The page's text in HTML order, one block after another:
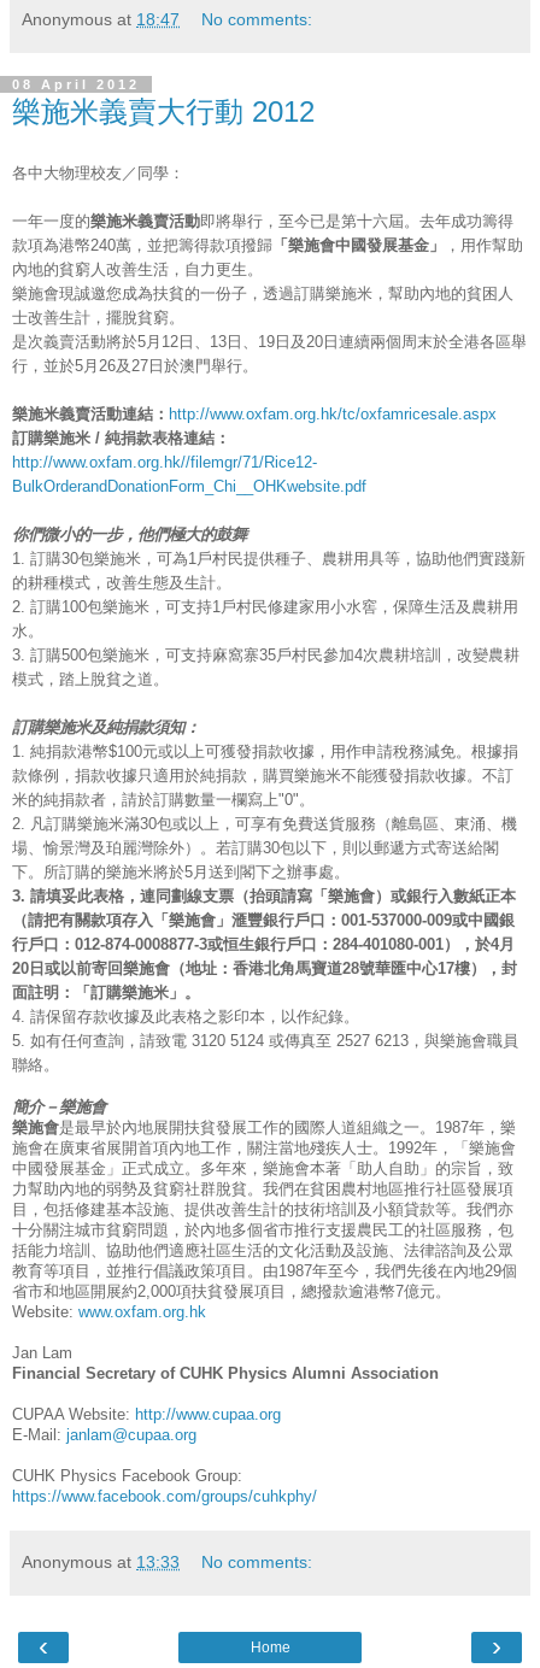
Anonymous at 18:47 No comments:
08 April 2012
樂施米義賣大行動 2012
各中大物理校友／同學：
一年一度的樂施米義賣活動即將舉行，至今已是第十六屆。去年成功籌得
款項為港幤240萬，並把籌得款項撥歸 「樂施會中國發展基金」
，用作幫助
內地的貧窮人改善生活，自力更生。
樂施會現誠邀您成為扶貧的一份子，透過訂購樂施米，幫助內地的貧困人
士改善生計，擺脫貧窮。
是次義賣活動將於5月12日、13日、19日及20日連續兩個周末於全港各區舉
行，並於5月26及27日於澳門舉行。
樂施米義賣活動連結： http://www.oxfam.org.hk/tc/oxfamricesale.aspx
訂購樂施米 / 純捐款表格連結：
http://www.oxfam.org.hk//filemgr/71/Rice12-
BulkOrderandDonationForm_Chi__OHKwebsite.pdf
你們微小的一步，他們極大的鼓舞
1. 訂購30包樂施米，可為1戶村民提供種子、農耕用具等，協助他們實踐新
的耕種模式，改善生態及生計。
2. 訂購100包樂施米，可支持1戶村民修建家用小水窖，保障生活及農耕用
水。
3. 訂購500包樂施米，可支持麻窩寨35戶村民參加4次農耕培訓，改變農耕
模式，踏上脫貧之道。
訂購樂施米及純捐款須知：
1. 純捐款港幣$100元或以上可獲發捐款收據，用作申請稅務減免。根據捐
款條例，捐款收據只適用於純捐款，購買樂施米不能獲發捐款收據。不訂
米的純捐款者，請於訂購數量一欄寫上"0"。
2. 凡訂購樂施米滿30包或以上，可享有免費送貨服務（離島區、東涌、機
場、愉景灣及珀麗灣除外）。若訂購30包以下，則以郵遞方式寄送給閣
下。所訂購的樂施米將於5月送到閣下之辦事處。
3. 請填妥此表格，連同劃線支票（抬頭請寫「樂施會）或銀行入數紙正本
（請把有關款項存入「樂施會」滙豐銀行戶口：001-537000-009或中國銀
行戶口：012-874-0008877-3或恒生銀行戶口：284-401080-001），於4月
20日或以前寄回樂施會（地址：香港北角馬寶道28號華匯中心17樓），封
面註明：「訂購樂施米」。
4. 請保留存款收據及此表格之影印本，以作紀錄。
5. 如有任何查詢，請致電 3120 5124 或傳真至 2527 6213，與樂施會職員
聯絡。
簡介－樂施會
樂施會是最早於內地展開扶貧發展工作的國際人道組織之一。1987年，樂
施會在廣東省展開首項內地工作，關注當地殘疾人士。1992年，「樂施會
中國發展基金」正式成立。多年來，樂施會本著「助人自助」的宗旨，致
力幫助內地的弱勢及貧窮社群脫貧。我們在貧困農村地區推行社區發展項
目，包括修建基本設施、提供改善生計的技術培訓及小額貸款等。我們亦
十分關注城市貧窮問題，於內地多個省市推行支援農民工的社區服務，包
括能力培訓、協助他們適應社區生活的文化活動及設施、法律諮詢及公眾
教育等項目，並推行倡議政策項目。由1987年至今，我們先後在內地29個
省市和地區開展約2,000項扶貧發展項目，總撥款逾港幣7億元。
Website: www.oxfam.org.hk
Jan Lam
Financial Secretary of CUHK Physics Alumni Association
CUPAA Website: http://www.cupaa.org
E-Mail: janlam@cupaa.org
CUHK Physics Facebook Group:
https://www.facebook.com/groups/cuhkphy/
Anonymous at 13:33 No comments:
‹ ›
Home